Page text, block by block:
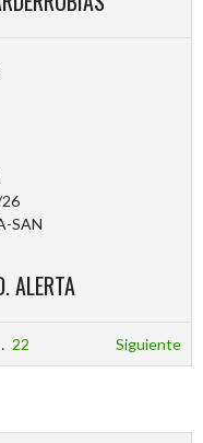
SAN
ALERTA
22 Siguiente